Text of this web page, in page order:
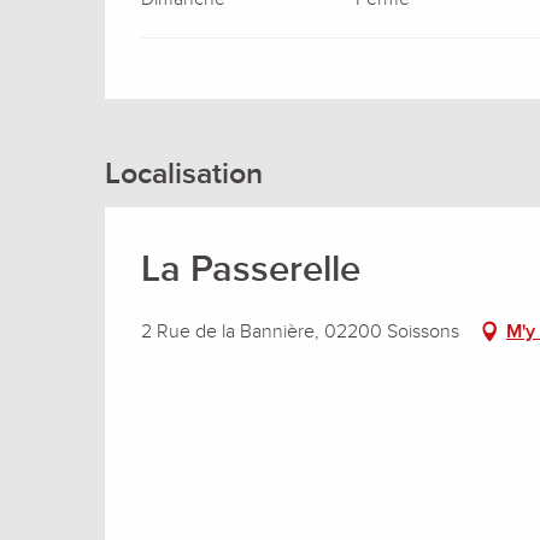
Localisation
La Passerelle
2 Rue de la Bannière, 02200 Soissons